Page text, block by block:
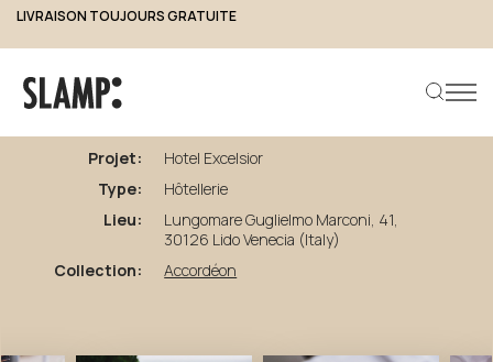
LIVRAISON TOUJOURS GRATUITE
Rechercher un produit
HotelExcelsior
Projet:
Hotel Excelsior
Type:
Hôtellerie
Lieu:
Lungomare Guglielmo Marconi, 41,
30126 Lido Venecia (Italy)
Collection:
Accordéon